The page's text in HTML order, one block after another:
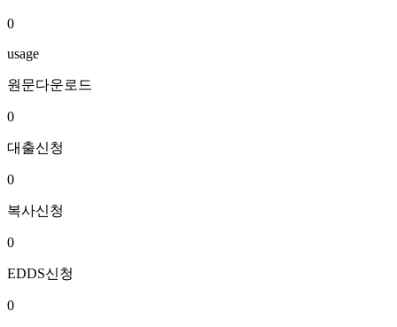
0
usage
원문다운로드
0
대출신청
0
복사신청
0
EDDS신청
0